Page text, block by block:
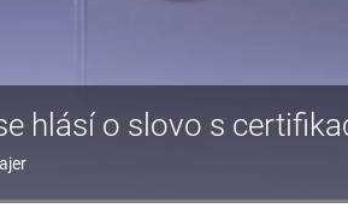
hlásí o slovo s